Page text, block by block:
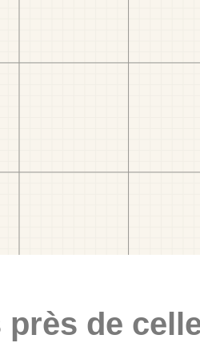
près de